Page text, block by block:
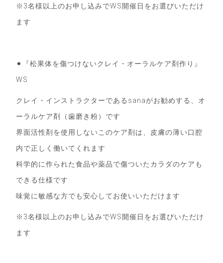
※3名様以上のお申し込みでWS開催日をお選びいただけ
ます
⚫︎『松果体を傷つけないクレイ・オーラルケア剤作り』
WS
クレイ・インストラクターであるsanaがお勧めする、オ
ーラルケア剤（歯磨き粉）です
界面活性剤を使用しないこのケア剤は、皮膚の薄い口腔
内で正しく働いてくれます
科学的に作られた食品や薬品で傷ついたカラダのケアも
できる仕様です
味覚に敏感な方でも安心してお使いいただけます
※3名様以上のお申し込みでWS開催日をお選びいただけ
ます